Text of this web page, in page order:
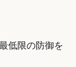
低限の防御を